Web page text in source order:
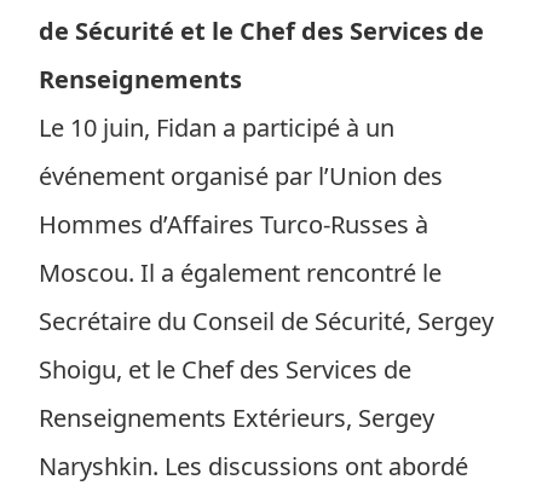
de Sécurité et le Chef des Services de
Renseignements
Le 10 juin, Fidan a participé à un
événement organisé par l’Union des
Hommes d’Affaires Turco-Russes à
Moscou. Il a également rencontré le
Secrétaire du Conseil de Sécurité, Sergey
Shoigu, et le Chef des Services de
Renseignements Extérieurs, Sergey
Naryshkin. Les discussions ont abordé